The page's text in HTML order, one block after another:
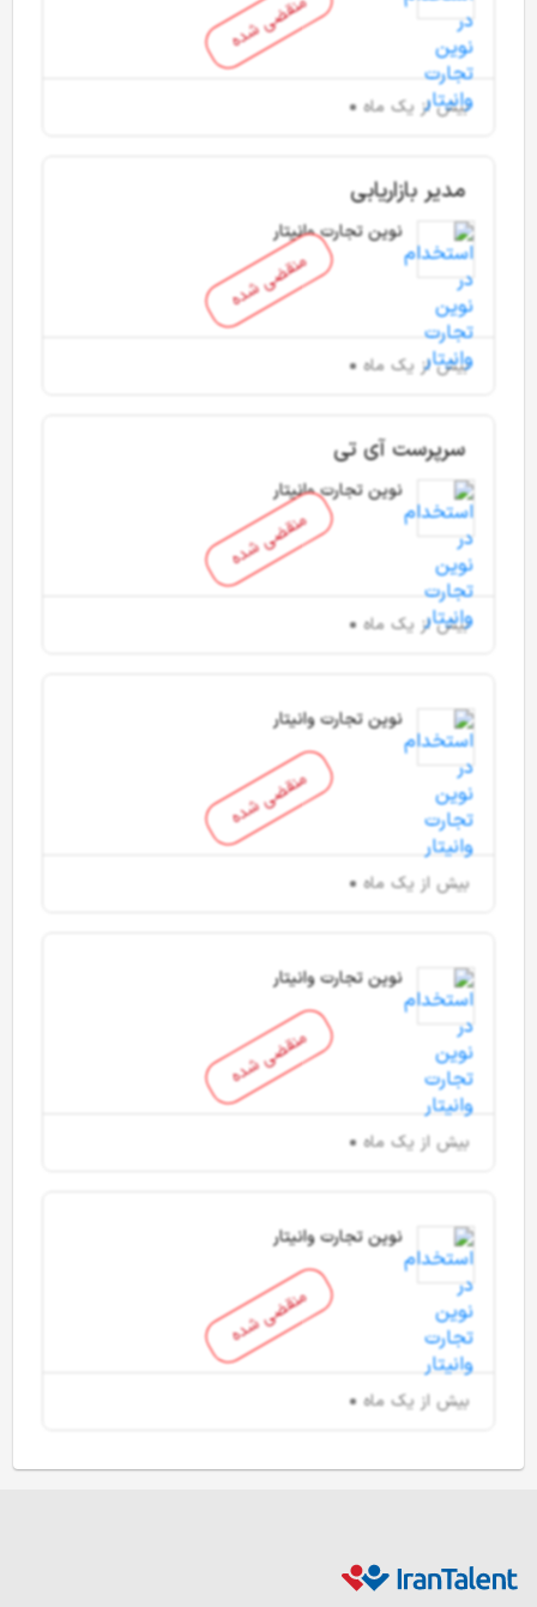
منقضی شده
بیش از یک ماه
منقضی شده
مدیر بازاریابی
نوین تجارت وانیتار
بیش از یک ماه
منقضی شده
سرپرست آی تی
نوین تجارت وانیتار
بیش از یک ماه
منقضی شده
نوین تجارت وانیتار
بیش از یک ماه
منقضی شده
نوین تجارت وانیتار
بیش از یک ماه
منقضی شده
نوین تجارت وانیتار
بیش از یک ماه